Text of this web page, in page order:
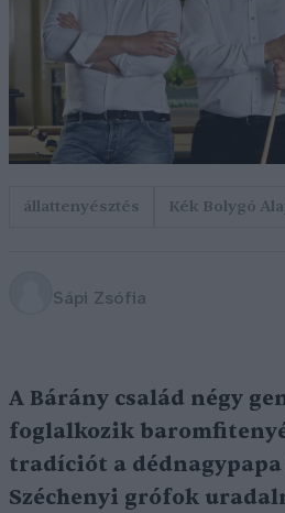
állattenyésztés Kék Bolygó
Sápi Zsófia
A Bárány család négy
foglalkozik
tradíciót a
Széchenyi grófok